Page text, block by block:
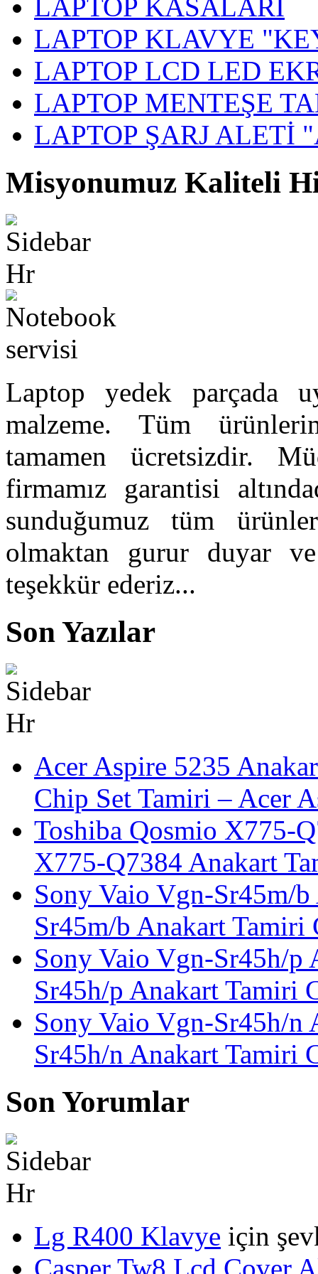
LAPTOP KASALARI
LAPTOP KLAVYE
LAPTOP LCD LED
LAPTOP MENTEŞE
LAPTOP ŞARJ ALETİ
Misyonumuz Kaliteli
Laptop yedek parçada
malzeme. Tüm
tamamen ücretsizdir.
firmamız garantisi
sunduğumuz tüm
olmaktan gurur duyar
teşekkür ederiz...
Son Yazılar
Acer Aspire 5235
Chip Set Tamiri – Acer
Toshiba Qosmio X775-
X775-Q7384 Anakart
Sony Vaio Vgn-Sr45m/
Sr45m/b Anakart Tamiri
Sony Vaio Vgn-Sr45h/p
Sr45h/p Anakart Tamiri
Sony Vaio Vgn-Sr45h/n
Sr45h/n Anakart Tamiri
Son Yorumlar
Lg R400 Klavye için
Casper Tw8 Lcd Cover